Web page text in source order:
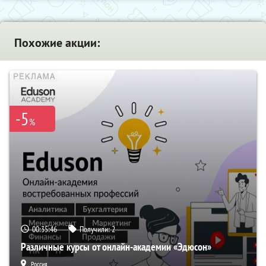
Похожие акции:
-5%
00:35:45 Получили:2
Различные курсы от онлайн-академии «Эдюсон»
Россия